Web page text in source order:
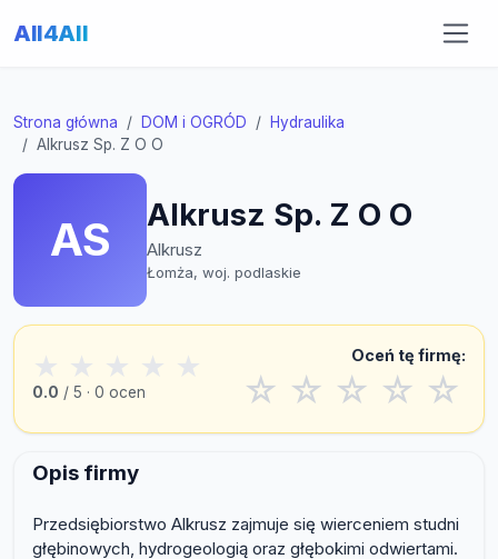
All4All
Strona główna DOM i OGRÓD
Hydraulika
Alkrusz Sp. Z O O
AS Alkrusz Sp. Z O O
Alkrusz
Łomża, woj. podlaskie
★ ★ ★ ★ ★
0.0 / 5 · 0 ocen
Oceń tę firmę:
☆ ☆ ☆ ☆ ☆
Opis firmy
Przedsiębiorstwo Alkrusz zajmuje się wierceniem studni
głębinowych, hydrogeologią oraz głębokimi odwiertami.